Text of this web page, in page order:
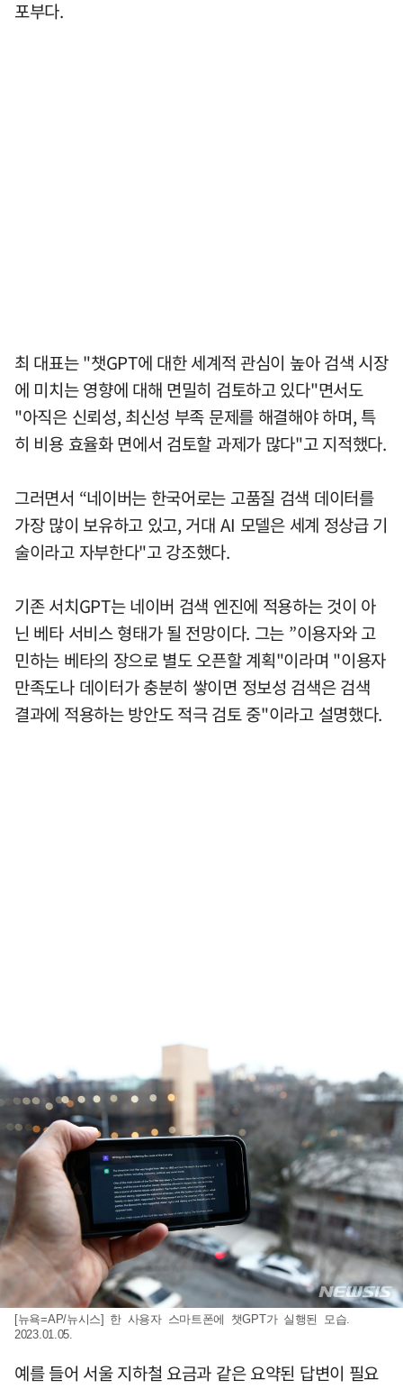
포부다.
최 대표는 "챗GPT에 대한 세계적 관심이 높아 검색 시장
에 미치는 영향에 대해 면밀히 검토하고 있다"면서도
"아직은 신뢰성, 최신성 부족 문제를 해결해야 하며, 특
히 비용 효율화 면에서 검토할 과제가 많다"고 지적했다.
그러면서 “네이버는 한국어로는 고품질 검색 데이터를
가장 많이 보유하고 있고, 거대 AI 모델은 세계 정상급 기
술이라고 자부한다"고 강조했다.
기존 서치GPT는 네이버 검색 엔진에 적용하는 것이 아
닌 베타 서비스 형태가 될 전망이다. 그는 ”이용자와 고
민하는 베타의 장으로 별도 오픈할 계획"이라며 "이용자
만족도나 데이터가 충분히 쌓이면 정보성 검색은 검색
결과에 적용하는 방안도 적극 검토 중"이라고 설명했다.
[뉴욕=AP/뉴시스] 한 사용자 스마트폰에 챗GPT가 실행된 모습.
2023.01.05.
예를 들어 서울 지하철 요금과 같은 요약된 답변이 필요